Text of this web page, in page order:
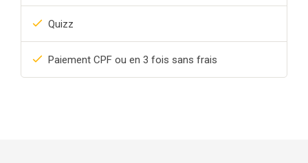
Quizz
Paiement CPF ou en 3 fois sans frais